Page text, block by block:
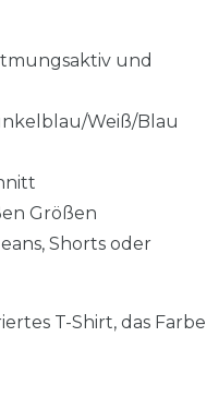
und
Weiß/Blau
Größen
Shorts oder
T-Shirt, das Farbe